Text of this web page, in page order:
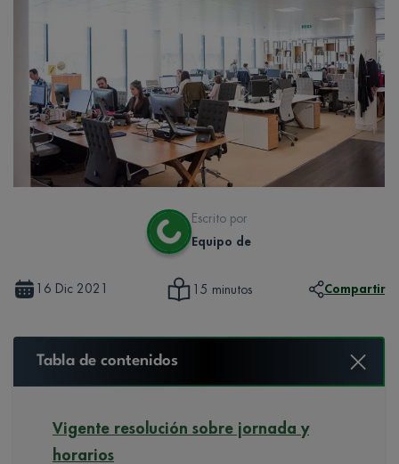
Escrito por
Equipo de
16 Dic 2021 15 minutos Compartir
Tabla de contenidos
Vigente resolución sobre jornada y
horarios